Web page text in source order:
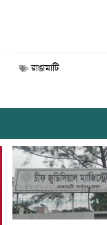
রাঙামাটি